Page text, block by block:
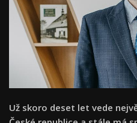
Už skoro deset let vede